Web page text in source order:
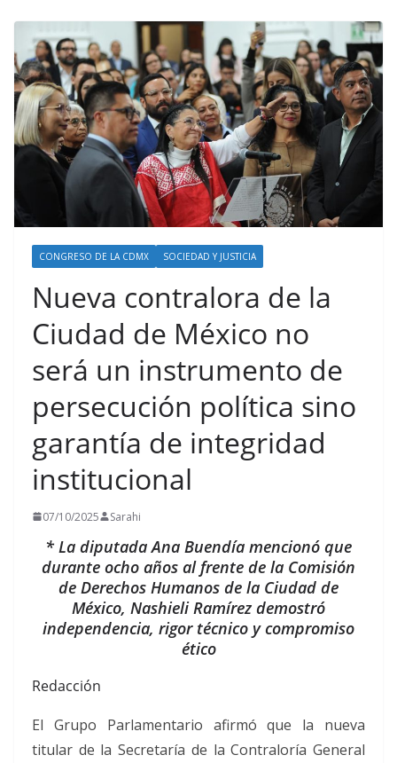
CONGRESO DE LA CDMX SOCIEDAD Y JUSTICIA
Nueva contralora de la
Ciudad de México no
será un instrumento de
persecución política sino
garantía de integridad
institucional
07/10/2025 Sarahi
* La diputada Ana Buendía mencionó que
durante ocho años al frente de la Comisión
de Derechos Humanos de la Ciudad de
México, Nashieli Ramírez demostró
independencia, rigor técnico y compromiso
ético
Redacción
El Grupo Parlamentario afirmó que la nueva
titular de la Secretaría de la Contraloría General